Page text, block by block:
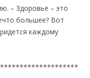
– Здоровье – это
большее? Вот
каждому